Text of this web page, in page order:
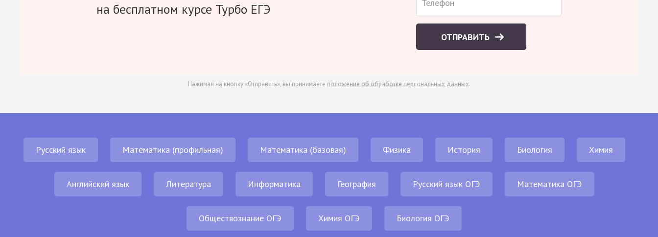
на бесплатном курсе Турбо ЕГЭ
ОТПРАВИТЬ
Нажимая на кнопку «Отправить», вы принимаете положение об обработке персональных данных.
Русский язык Математика (профильная) Математика (базовая) Физика История Биология Химия
Английский язык Литература Информатика География Русский язык ОГЭ Математика ОГЭ
Обществознание ОГЭ Химия ОГЭ Биология ОГЭ